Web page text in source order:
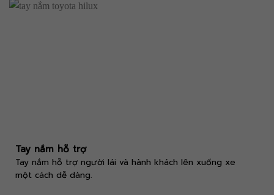
Tay nắm hỗ trợ
Tay nắm hỗ trợ người lái và hành khách lên xuống xe
một cách dễ dàng.